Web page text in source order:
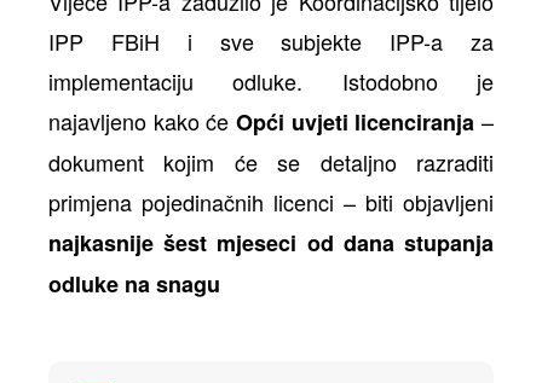
IPP FBiH i sve subjekte IPP-a za
implementaciju odluke. Istodobno je
najavljeno kako će Opći uvjeti licenciranja –
dokument kojim će se detaljno razraditi
primjena pojedinačnih licenci – biti objavljeni
najkasnije šest mjeseci od dana stupanja
odluke na snagu